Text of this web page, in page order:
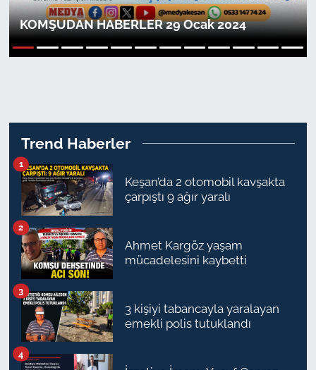
KOMŞUDAN HABERLER 29 Ocak 2024
Trend Haberler
Keşan’da 2 otomobil kavşakta
çarpıştı 9 ağır yaralı
1
Ahmet Kargöz yaşam
mücadelesini kaybetti
2
3 kişiyi tabancayla yaralayan
emekli polis tutuklandı
3
4
SAĞLIK
EĞİTİM
RESMİ İLAN
SPOR
EDİRNE
TEKİRDAĞ
KIRKLARELİ
ÇANAKKALE